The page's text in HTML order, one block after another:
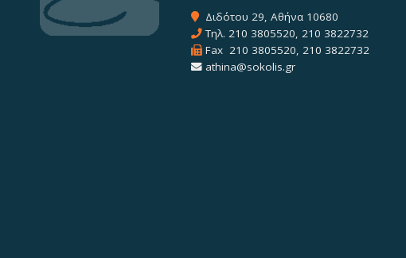
Διδότου 29, Αθήνα 10680
Τηλ. 210 3805520, 210 3822732
Fax 210 3805520, 210 3822732
athina@sokolis.gr